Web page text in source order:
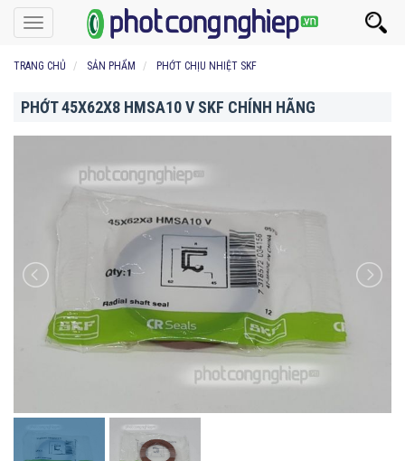
Toggle
navigation
TRANG CHỦ SẢN PHẨM PHỚT CHỊU NHIỆT SKF
PHỚT 45X62X8 HMSA10 V SKF CHÍNH HÃNG